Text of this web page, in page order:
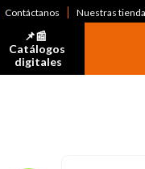
Contáctanos Nuestras
📌📰
Catálogos
digitales